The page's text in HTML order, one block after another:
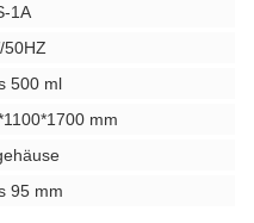
1A
50HZ
500 ml
mm
95 mm